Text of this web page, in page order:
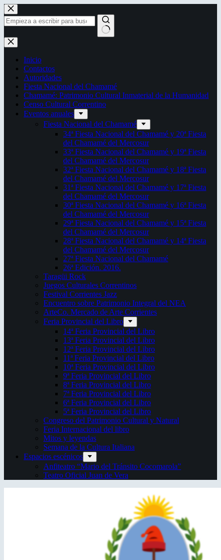
Saltar
al
contenido
Sin
resultados
Inicio
Contactos
Autoridades
Fiesta Nacional del Chamamé
Chamamé: Patrimonio Cultural Inmaterial de la Humanidad
Censo Cultural Correntino
Eventos anuales
Fiesta Nacional del Chamamé
34ª Fiesta Nacional del Chamamé y 20ª Fiesta
del Chamamé del Mercosur
33ª Fiesta Nacional del Chamamé y 19ª Fiesta
del Chamamé del Mercosur
32ª Fiesta Nacional del Chamamé y 18ª Fiesta
del Chamamé del Mercosur
31ª Fiesta Nacional del Chamamé y 17ª Fiesta
del Chamamé del Mercosur
30ª Fiesta Nacional del Chamamé y 16ª Fiesta
del Chamamé del Mercosur
29ª Fiesta Nacional del Chamamé y 15ª Fiesta
del Chamamé del Mercosur
28ª Fiesta Nacional del Chamamé y 14ª Fiesta
del Chamamé del Mercosur
27ª Fiesta Nacional del Chamamé
26ª Edición. 2016.
Taragüi Rock
Juegos Culturales Correntinos
Festival Corrientes Jazz
Encuentro sobre Patrimonio Integral del NEA
ArteCo. Mercado de Arte Corrientes
Feria Provincial del Libro
14ª Feria Provincial del Libro
13ª Feria Provincial del Libro
12ª Feria Provincial del Libro
11ª Feria Provincial del Libro
10ª Feria Provincial del Libro
9ª Feria Provincial del Libro
8ª Feria Provincial del Libro
7ª Feria Provincial del Libro
6ª Feria Provincial del Libro
5ª Feria Provincial del Libro
Congreso del Patrimonio Cultural y Natural
Feria Internacional del libro
Mitos y leyendas
Semana de la Cultura Italiana
Espacios escénicos
Anfiteatro “Mario del Tránsito Cocomarola”
Teatro Oficial Juan de Vera